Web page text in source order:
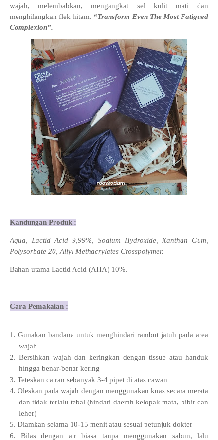
wajah, melembabkan, mengangkat sel kulit mati dan
menghilangkan flek hitam. “Transform Even The Most Fatigued
Complexion”.
Kandungan Produk :
Aqua, Lactid Acid 9,99%, Sodium Hydroxide, Xanthan Gum,
Polysorbate 20, Allyl Methacrylates Crosspolymer.
Bahan utama Lactid Acid (AHA) 10%.
Cara Pemakaian :
1. Gunakan bandana untuk menghindari rambut jatuh pada area
wajah
2. Bersihkan wajah dan keringkan dengan tissue atau handuk
hingga benar-benar kering
3. Teteskan cairan sebanyak 3-4 pipet di atas cawan
4.Oleskan pada wajah dengan menggunakan kuas secara merata
dan tidak terlalu tebal (hindari daerah kelopak mata, bibir dan
leher)
5. Diamkan selama 10-15 menit atau sesuai petunjuk dokter
6.
Bilas dengan air biasa tanpa menggunakan sabun, lalu